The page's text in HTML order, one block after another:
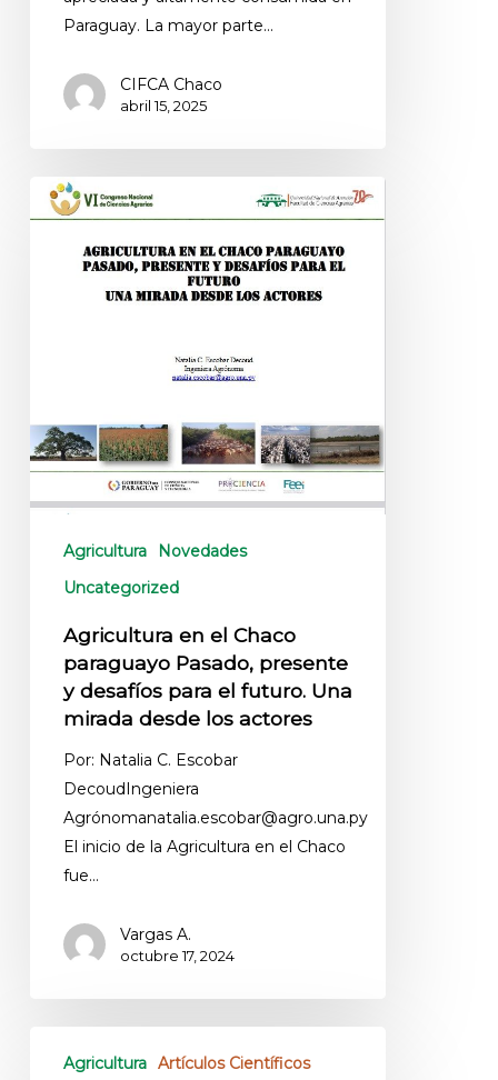
Paraguay. La mayor parte…
CIFCA Chaco
abril 15, 2025
Agricultura
Novedades
Uncategorized
Agricultura en el Chaco
paraguayo Pasado, presente
y desafíos para el futuro. Una
mirada desde los actores
Por: Natalia C. Escobar
DecoudIngeniera
Agrónomanatalia.escobar@agro.una.py
El inicio de la Agricultura en el Chaco
fue…
Vargas A.
octubre 17, 2024
Agricultura Artículos Científicos